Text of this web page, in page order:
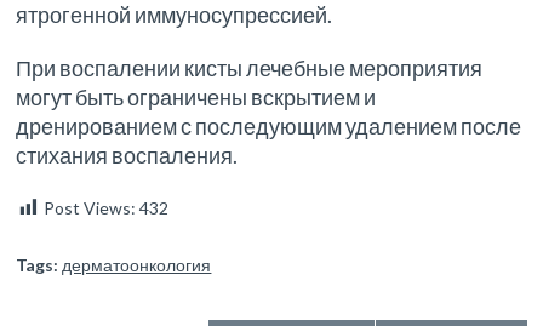
ятрогенной иммуносупрессией.
При воспалении кисты лечебные мероприятия
могут быть ограничены вскрытием и
дренированием с последующим удалением после
стихания воспаления.
Post Views: 432
Tags: дерматоонкология